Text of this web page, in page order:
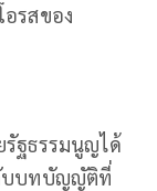
รสของ
รัฐธรรมนูญได้
กับบทบัญญัติที่